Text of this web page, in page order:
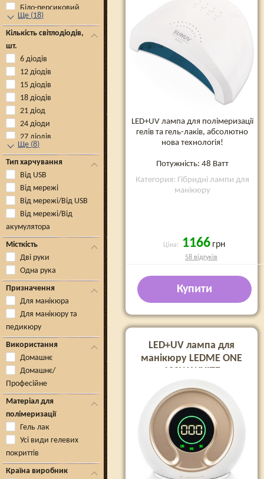
Біло-персиковий
Ще (18)
Кількість світлодіодів,
шт.
6 діодів
12 діодів
15 діодів
18 діодів
21 діод
24 діоди
27 діодів
Ще (8)
Тип харчування
Від USB
Від мережі
Від мережі/Від USB
Від мережі/Від
акумулятора
Місткість
Дві руки
Одна рука
Призначення
Для манікюра
Для манікюру та
педикюру
Використання
Домашнє
Домашнє/
Професійне
Матеріал для
полімеризації
Гель лак
Усі види гелевих
покриттів
Країна виробник
(Оригінал)
LED+UV лампа для полімеризації
гелів та гель-лаків, абсолютно
нова технологія!
Потужність: 48 Ватт
Категория: Гібридні лампи для
манікюру
Ціна: 1166 грн
58 відгуків
Купити
LED+UV лампа для
манікюру LEDME ONE
120W WHITE